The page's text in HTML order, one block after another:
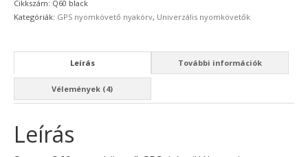
(univerzális)
mennyiség
Cikkszám: Q60 black
Kategóriák: GPS nyomkövető nyakörv, Univerzális nyomkövetők
Leírás További információk
Vélemények (4)
Leírás